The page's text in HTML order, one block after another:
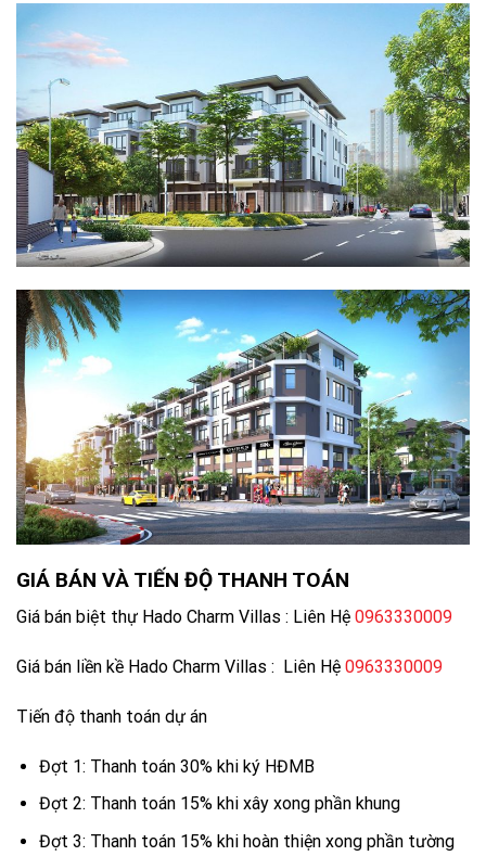
GIÁ BÁN VÀ TIẾN ĐỘ THANH TOÁN
Giá bán biệt thự Hado Charm Villas : Liên Hệ 0963330009
Giá bán liền kề Hado Charm Villas : Liên Hệ 0963330009
Tiến độ thanh toán dự án
Đợt 1: Thanh toán 30% khi ký HĐMB
Đợt 2: Thanh toán 15% khi xây xong phần khung
Đợt 3: Thanh toán 15% khi hoàn thiện xong phần tường